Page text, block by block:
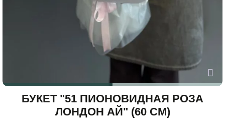
БУКЕТ "51 ПИОНОВИДНАЯ РОЗА
ЛОНДОН АЙ" (60 СМ)